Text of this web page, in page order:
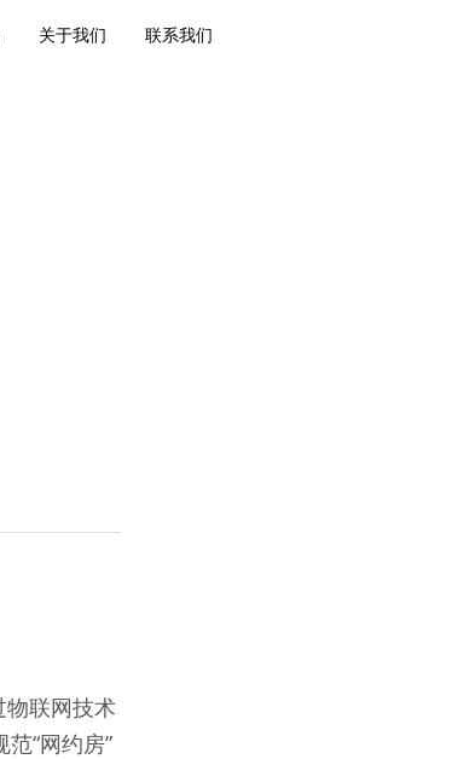
关于我们 联系我们
物联网技术
“网约房”